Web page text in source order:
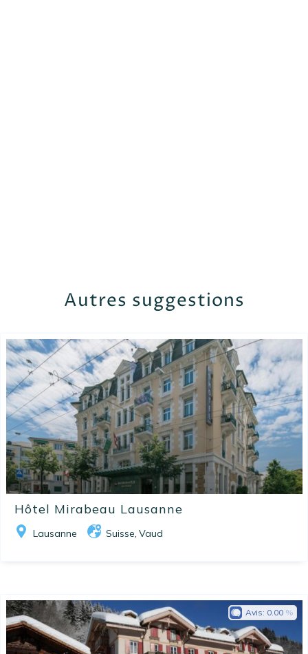
Autres suggestions
Hôtel Mirabeau Lausanne
Lausanne Suisse, Vaud
Avis: 0.00